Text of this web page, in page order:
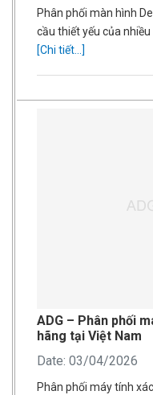
Phân phối màn hình
cầu thiết yếu của
[Chi tiết...]
ADG – Phân phối
hãng tại Việt Nam
Date: 03/04/2026
Phân phối máy tính